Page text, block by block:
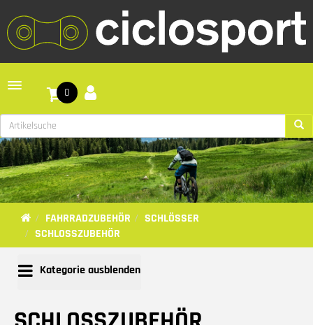
Toggle navigation
0
FAHRRADZUBEHÖR
SCHLÖSSER
SCHLOSSZUBEHÖR
Kategorie ausblenden